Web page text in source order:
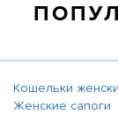
Кошельки
Женские сапоги